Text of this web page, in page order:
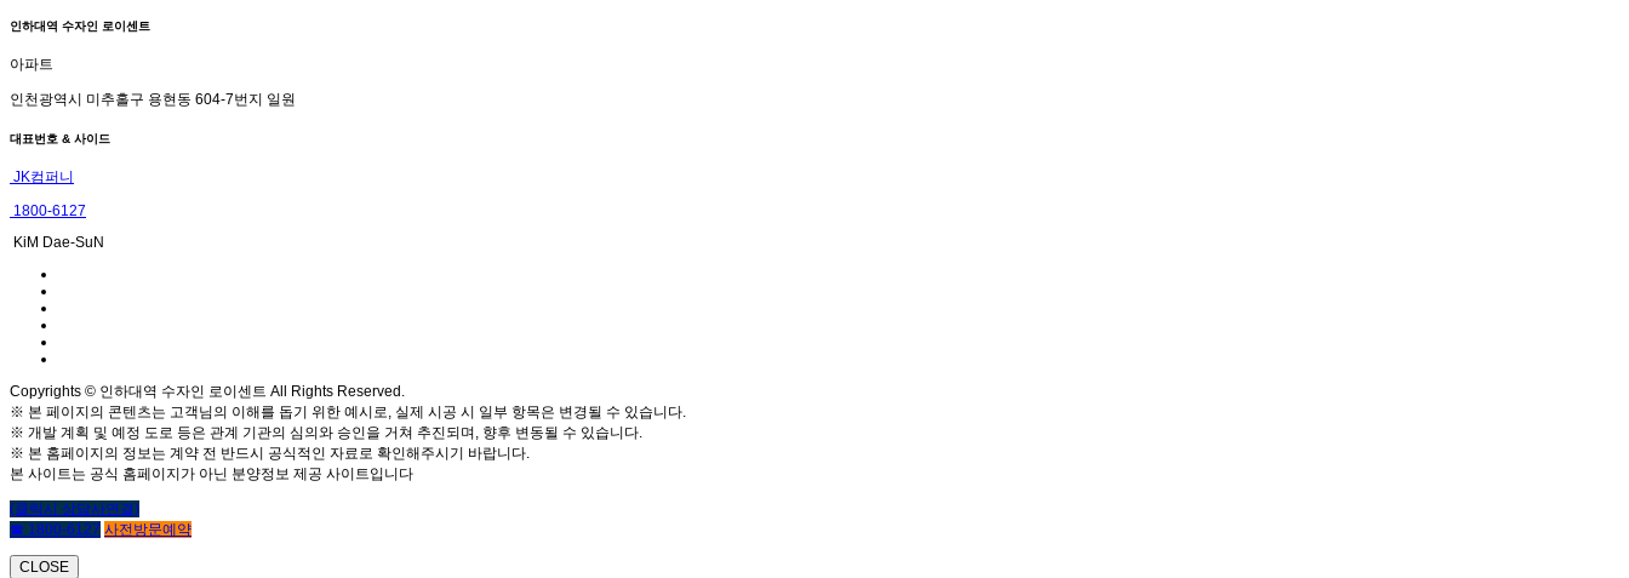
인하대역 수자인 로이센트
아파트
인천광역시 미추홀구 용현동 604-7번지 일원
대표번호 & 사이드
JK컴퍼니
1800-6127
KiM Dae-SuN
Copyrights © 인하대역 수자인 로이센트 All Rights Reserved.
※ 본 페이지의 콘텐츠는 고객님의 이해를 돕기 위한 예시로, 실제 시공 시 일부 항목은 변경될 수 있습니다.
※ 개발 계획 및 예정 도로 등은 관계 기관의 심의와 승인을 거쳐 추진되며, 향후 변동될 수 있습니다.
※ 본 홈페이지의 정보는 계약 전 반드시 공식적인 자료로 확인해주시기 바랍니다.
본 사이트는 공식 홈페이지가 아닌 분양정보 제공 사이트입니다
(클릭시 상담사연결)
☎ 1800-6127 사전방문예약
CLOSE